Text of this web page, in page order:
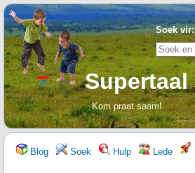
Soek vir:
Supertaal
Kom praat saam!
Blog Soek Hulp Lede